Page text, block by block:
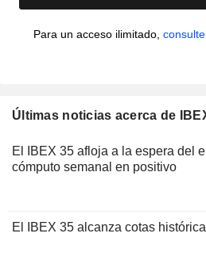
Para un acceso ilimitado,
Últimas noticias acerca de
El IBEX 35 afloja a la espera del
cómputo semanal en positivo
El IBEX 35 alcanza cotas